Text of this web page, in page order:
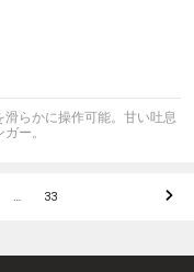
らかに操作可能。甘い吐息
ー。
… 33